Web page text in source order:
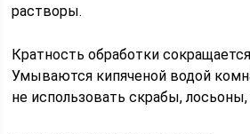
растворы.
Кратность обработки
Умываются кипяченой водой
не использовать скрабы,